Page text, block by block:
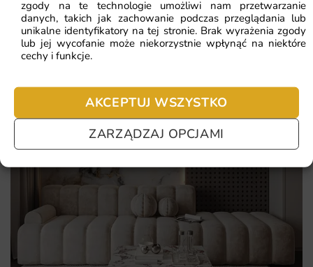
zgody na te technologie umożliwi nam przetwarzanie
danych, takich jak zachowanie podczas przeglądania lub
unikalne identyfikatory na tej stronie. Brak wyrażenia zgody
lub jej wycofanie może niekorzystnie wpłynąć na niektóre
cechy i funkcje.
AKCEPTUJ WSZYSTKO
ZARZĄDZAJ OPCJAMI